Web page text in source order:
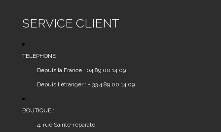
SERVICE CLIENT
TÉLÉPHONE :
Depuis la France : 04 89 00 14 09
Depuis l'étranger : + 33 4 89 00 14 09
BOUTIQUE :
4, rue Sainte-réparate